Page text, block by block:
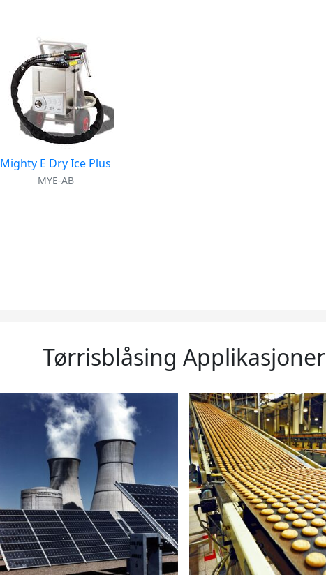
Mighty E Dry Ice Plus
MYE-AB
Tørrisblåsing Applikasjoner